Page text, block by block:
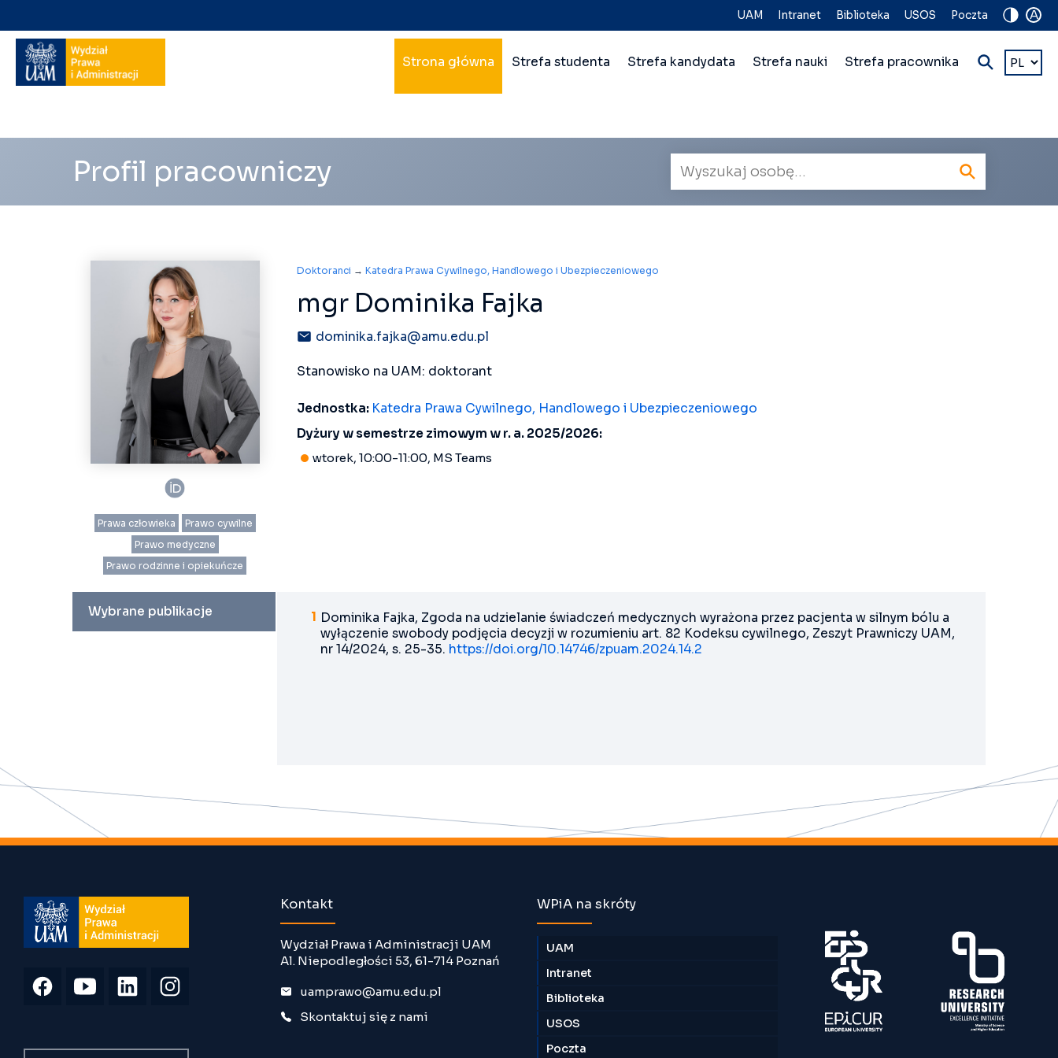
A
Nawigacja
na
skróty
UAM Intranet Biblioteka USOS Poczta
Nawigacja
główna
wielopoziomowa
Strona główna Strefa studenta Strefa kandydata Strefa nauki Strefa pracownika
Wybierz
język
Profil pracowniczy
pracowników
Prawa człowieka
Prawo cywilne
Prawo medyczne
Prawo rodzinne i opiekuńcze
Doktoranci → Katedra Prawa Cywilnego, Handlowego i Ubezpieczeniowego
mgr Dominika Fajka
dominika.fajka@amu.edu.pl
Stanowisko na UAM: doktorant
Jednostka: Katedra Prawa Cywilnego, Handlowego i Ubezpieczeniowego
Dyżury w semestrze zimowym w r. a. 2025/2026:
wtorek, 10:00-11:00, MS Teams
Wybrane publikacje
Dominika Fajka, Zgoda na udzielanie świadczeń medycznych wyrażona przez pacjenta w silnym bólu a
wyłączenie swobody podjęcia decyzji w rozumieniu art. 82 Kodeksu cywilnego, Zeszyt Prawniczy UAM,
nr 14/2024, s. 25-35. https://doi.org/10.14746/zpuam.2024.14.2
Kontakt
Wydział Prawa i Administracji UAM
Al. Niepodległości 53, 61-714 Poznań
uamprawo@amu.edu.pl
Skontaktuj się z nami
WPiA na skróty
UAM
Intranet
Biblioteka
USOS
Poczta